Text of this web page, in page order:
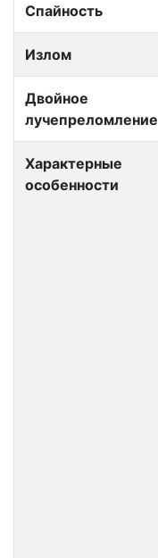
Спайность
Излом
Двойное
лучепреломление
Характерные
особенности